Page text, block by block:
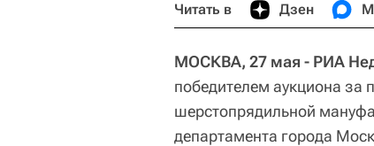
Читать в Дзен
МОСКВА, 27 мая - РИА
победителем аукциона
шерстопрядильной
департамента города